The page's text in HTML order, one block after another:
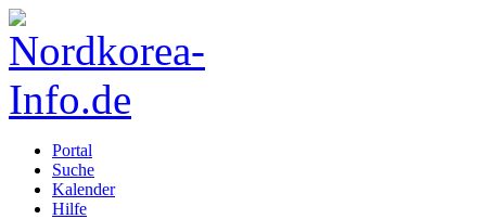
Portal
Suche
Kalender
Hilfe